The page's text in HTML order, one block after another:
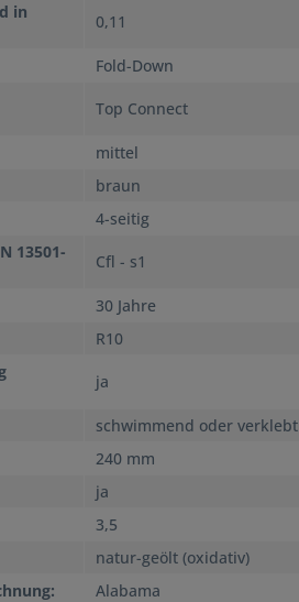
in
0,11
Fold-Down
Top Connect
mittel
braun
4-seitig
13501-
Cfl - s1
30 Jahre
R10
ja
schwimmend oder verklebt
240 mm
ja
3,5
natur-geölt (oxidativ)
Alabama